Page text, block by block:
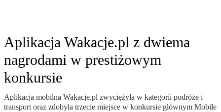
Aplikacja Wakacje.pl z dwiema
nagrodami w prestiżowym
konkursie
Aplikacja mobilna Wakacje.pl zwyciężyła w kategorii podróże i
transport oraz zdobyła trzecie miejsce w konkursie głównym Mobile